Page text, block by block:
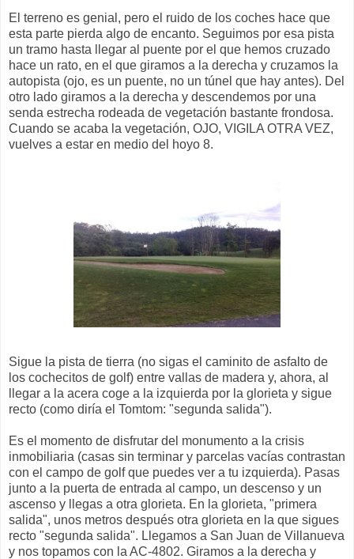
El terreno es genial, pero el ruido de los coches hace que
esta parte pierda algo de encanto. Seguimos por esa pista
un tramo hasta llegar al puente por el que hemos cruzado
hace un rato, en el que giramos a la derecha y cruzamos la
autopista (ojo, es un puente, no un túnel que hay antes). Del
otro lado giramos a la derecha y descendemos por una
senda estrecha rodeada de vegetación bastante frondosa.
Cuando se acaba la vegetación, OJO, VIGILA OTRA VEZ,
vuelves a estar en medio del hoyo 8.
Sigue la pista de tierra (no sigas el caminito de asfalto de
los cochecitos de golf) entre vallas de madera y, ahora, al
llegar a la acera coge a la izquierda por la glorieta y sigue
recto (como diría el Tomtom: "segunda salida").
Es el momento de disfrutar del monumento a la crisis
inmobiliaria (casas sin terminar y parcelas vacías contrastan
con el campo de golf que puedes ver a tu izquierda). Pasas
junto a la puerta de entrada al campo, un descenso y un
ascenso y llegas a otra glorieta. En la glorieta, "primera
salida", unos metros después otra glorieta en la que sigues
recto "segunda salida". Llegamos a San Juan de Villanueva
y nos topamos con la AC-4802. Giramos a la derecha y